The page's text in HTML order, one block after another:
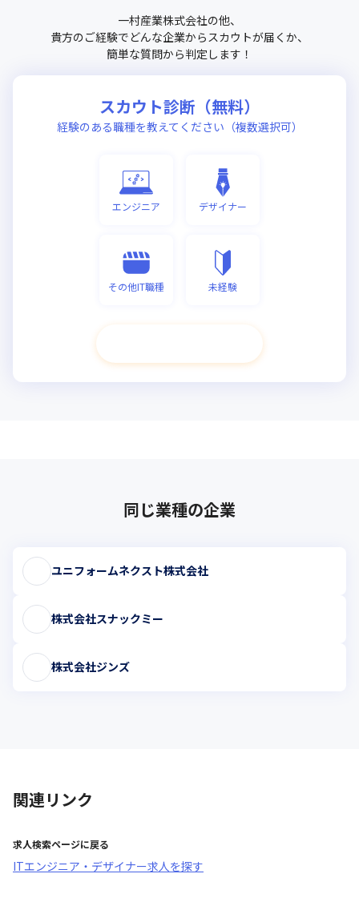
一村産業株式会社の他、
貴方のご経験でどんな企業からスカウトが届くか、
簡単な質問から判定します！
スカウト診断（無料）
経験のある職種を教えてください（複数選択可）
エンジニア デザイナー
その他IT職種 未経験
同じ業種の企業
ユニフォームネクスト株式会社
株式会社スナックミー
株式会社ジンズ
関連リンク
求人検索ページに戻る
ITエンジニア・デザイナー求人を探す